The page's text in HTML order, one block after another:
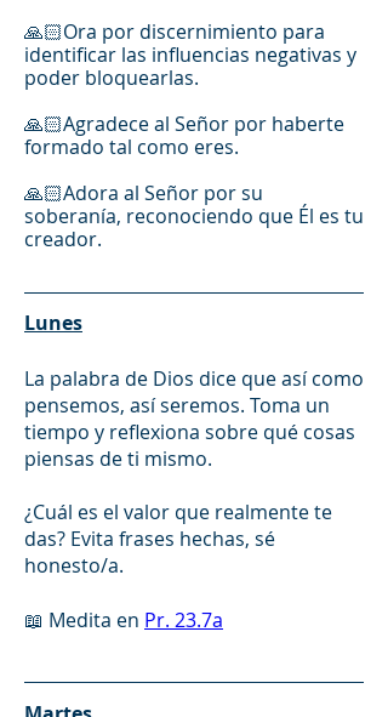
🙏🏻Ora por discernimiento para
identificar las influencias negativas y
poder bloquearlas.
🙏🏻Agradece al Señor por haberte
formado tal como eres.
🙏🏻Adora al Señor por su
soberanía, reconociendo que Él es tu
creador.
Lunes
La palabra de Dios dice que así como
pensemos, así seremos. Toma un
tiempo y reflexiona sobre qué cosas
piensas de ti mismo.
¿Cuál es el valor que realmente te
das? Evita frases hechas, sé
honesto/a.
📖 Medita en Pr. 23.7a